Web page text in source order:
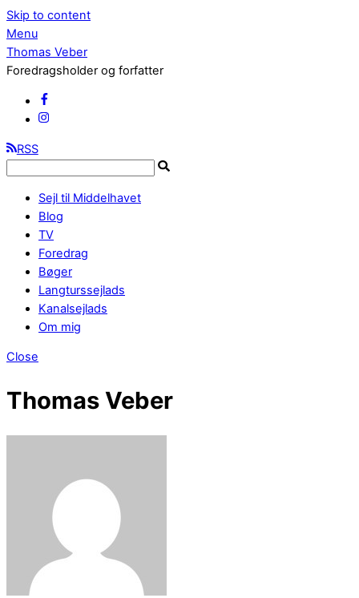
Skip to content
Menu
Thomas Veber
Foredragsholder og forfatter
RSS
Sejl til Middelhavet
Blog
TV
Foredrag
Bøger
Langturssejlads
Kanalsejlads
Om mig
Close
Thomas Veber